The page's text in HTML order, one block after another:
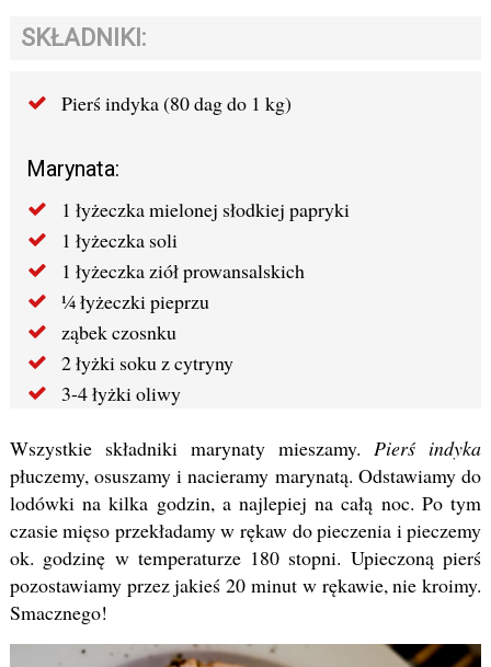
SKŁADNIKI:
Pierś indyka (80 dag do 1 kg)
Marynata:
1 łyżeczka mielonej słodkiej papryki
1 łyżeczka soli
1 łyżeczka ziół prowansalskich
¼ łyżeczki pieprzu
ząbek czosnku
2 łyżki soku z cytryny
3-4 łyżki oliwy
Wszystkie składniki marynaty mieszamy.Pierś indyka
płuczemy, osuszamy i nacieramy marynatą. Odstawiamy do
lodówki na kilka godzin, a najlepiej na całą noc. Po tym
czasie mięso przekładamy w rękaw do pieczenia i pieczemy
ok. godzinę w temperaturze 180 stopni. Upieczoną pierś
pozostawiamy przez jakieś 20 minut w rękawie, nie kroimy.
Smacznego!